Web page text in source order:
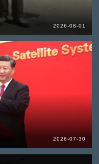
2026-08-01
2026-07-30